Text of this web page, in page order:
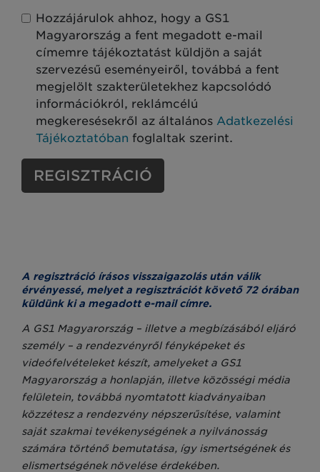
Hozzájárulok ahhoz, hogy a GS1
Magyarország a fent megadott e-mail
címemre tájékoztatást küldjön a saját
szervezésű eseményeiről, továbbá a fent
megjelölt szakterületekhez kapcsolódó
információkról, reklámcélú
megkeresésekről az általános Adatkezelési
Tájékoztatóban foglaltak szerint.
REGISZTRÁCIÓ
A regisztráció írásos visszaigazolás után válik
érvényessé, melyet a regisztrációt követő 72 órában
küldünk ki a megadott e-mail címre.
A GS1 Magyarország – illetve a megbízásából eljáró
személy – a rendezvényről fényképeket és
videófelvételeket készít, amelyeket a GS1
Magyarország a honlapján, illetve közösségi média
felületein, továbbá nyomtatott kiadványaiban
közzétesz a rendezvény népszerűsítése, valamint
saját szakmai tevékenységének a nyilvánosság
számára történő bemutatása, így ismertségének és
elismertségének növelése érdekében.